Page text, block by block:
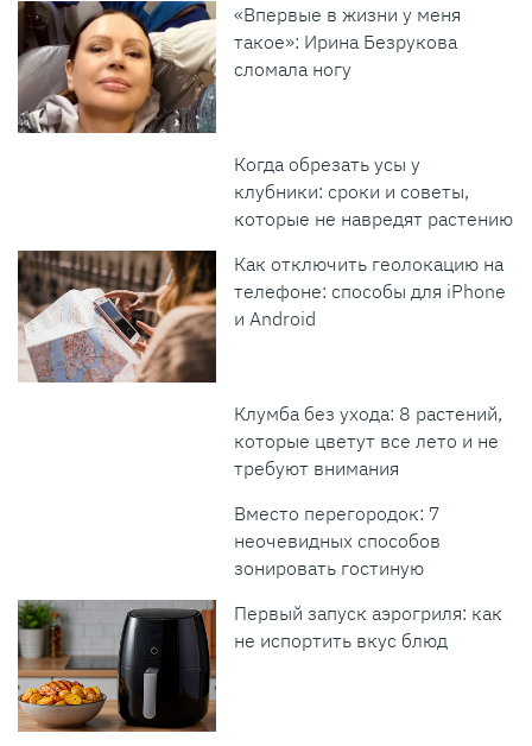
«Впервые в жизни у меня
такое»: Ирина Безрукова
сломала ногу
Когда обрезать усы у
клубники: сроки и советы,
которые не навредят растению
Как отключить геолокацию на
телефоне: способы для iPhone
и Android
Клумба без ухода: 8 растений,
которые цветут все лето и не
требуют внимания
Вместо перегородок: 7
неочевидных способов
зонировать гостиную
Первый запуск аэрогриля: как
не испортить вкус блюд